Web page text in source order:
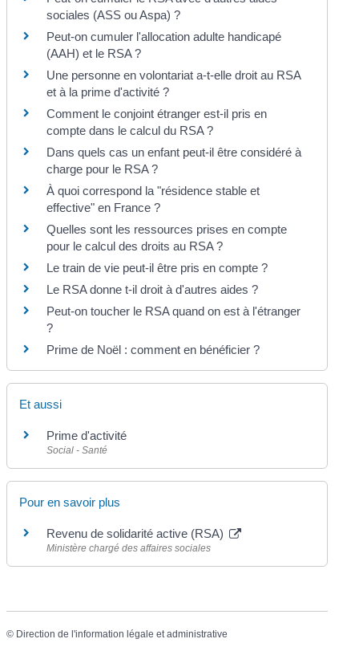
sociales (ASS ou Aspa) ?
Peut-on cumuler l'allocation adulte handicapé
(AAH) et le RSA ?
Une personne en volontariat a-t-elle droit au RSA
et à la prime d'activité ?
Comment le conjoint étranger est-il pris en
compte dans le calcul du RSA ?
Dans quels cas un enfant peut-il être considéré à
charge pour le RSA ?
À quoi correspond la "résidence stable et
effective" en France ?
Quelles sont les ressources prises en compte
pour le calcul des droits au RSA ?
Le train de vie peut-il être pris en compte ?
Le RSA donne t-il droit à d'autres aides ?
Peut-on toucher le RSA quand on est à l'étranger
?
Prime de Noël : comment en bénéficier ?
Et aussi
Prime d'activité
Social - Santé
Pour en savoir plus
Revenu de solidarité active (RSA)
Ministère chargé des affaires sociales
© Direction de l'information légale et administrative